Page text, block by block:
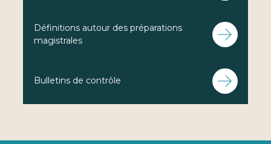
Définitions autour des préparations
magistrales
Bulletins de contrôle